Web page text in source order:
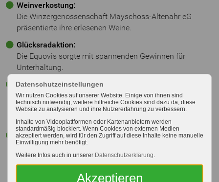
Weinverkostung:
Die Winzergenossenschaft Mayschoss-Altenahr eG
präsentierte ihre erlesenen Weine.
Glücksradaktion:
Die Equovis sorgte mit spannenden Gewinnen für
Unterhaltung.
Fachberatung:
Unsere Experten aus den Bereichen Energie, Gartenbau,
Sanierung und nachhaltiges Bauen standen den
Besuchern mit Rat und Tat zur Seite.
Kulinarisches Angebot:
Der MMS Humanitas e.V. versorgte die Gäste mit frischen
Waffeln, Würstchen und Glühwein. Durch die
Spendenbereitschaft der Besucher und eine Aufrundung
Datenschutzeinstellungen
Wir nutzen Cookies auf unserer Website. Einige von ihnen sind
technisch notwendig, weitere hilfreiche Cookies sind dazu da, diese
Website zu analysieren und ihre Nutzererfahrung zu verbessern.
Inhalte von Videoplattformen oder Kartenanbietern werden
standardmäßig blockiert. Wenn Cookies von externen Medien
akzeptiert werden, wird für den Zugriff auf diese Inhalte keine manuelle
Einwilligung mehr benötigt.
Weitere Infos auch in unserer Datenschutzerklärung.
Akzeptieren